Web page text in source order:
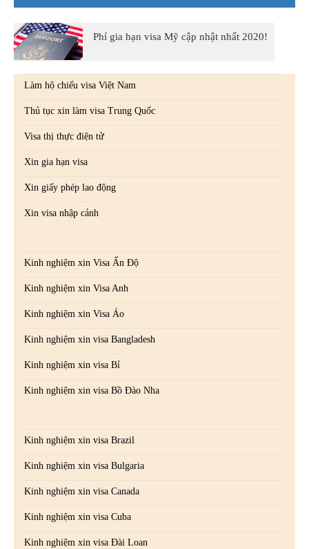
Phí gia hạn visa Mỹ cập nhật nhất 2020!
Làm hộ chiếu visa Việt Nam
Thủ tục xin làm visa Trung Quốc
Visa thị thực điện tử
Xin gia hạn visa
Xin giấy phép lao động
Xin visa nhập cảnh
Kinh nghiệm xin Visa Ấn Độ
Kinh nghiệm xin Visa Anh
Kinh nghiệm xin Visa Áo
Kinh nghiệm xin visa Bangladesh
Kinh nghiệm xin visa Bỉ
Kinh nghiệm xin visa Bồ Đào Nha
Kinh nghiệm xin visa Brazil
Kinh nghiệm xin visa Bulgaria
Kinh nghiệm xin visa Canada
Kinh nghiệm xin visa Cuba
Kinh nghiệm xin visa Đài Loan